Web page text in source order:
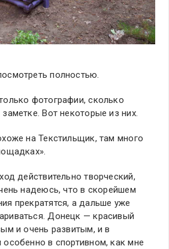
полностью.
фотографии, сколько
Вот некоторые из них.
на Текстильщик, там много
действительно творческий,
надеюсь, что в скорейшем
прекратятся, а дальше уже
Донецк — красивый
и очень развитым, и в
в спортивном, как мне